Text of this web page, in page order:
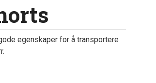
egenskaper for å transportere